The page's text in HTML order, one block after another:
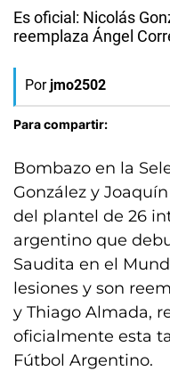
Es oficial: Nicolás
reemplaza Ángel
Por jmo2502
Para compartir:
Bombazo en la
González y
del plantel de 26
argentino que
Saudita en el
lesiones y son
y Thiago Almada,
oficialmente esta
Fútbol Argentino.